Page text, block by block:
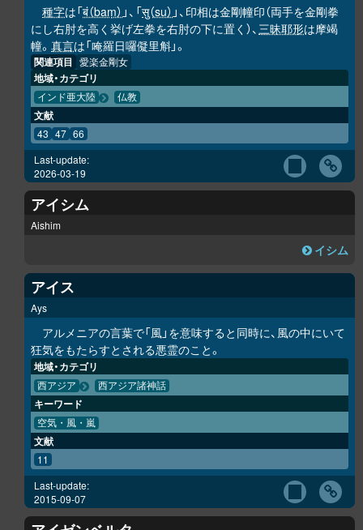
種字は「बं（baṃ） 」、「सु（su） 」、印相は金剛幢印（両手を金剛拳
にし右肘を高く挙げ左拳を右肘の下に置く）、三昧耶形は摩竭
幢。 真言は「唵羅日囉儗里斛」。
関連項目 愛楽金剛女
地域・カテゴリ
インド亜大陸 仏教
文献
43 47 66
Last-update:
2026-03-19
アイシム
Aishim
イシム
アイス
Ays
アルメニアの言葉で「風」を意味すると同時に、風の中にいて
狂気をもたらすとされる悪霊のこと。
地域・カテゴリ
西アジア 西アジア諸神話
キーワード
空気・風・嵐
文献
11
Last-update:
2015-09-07